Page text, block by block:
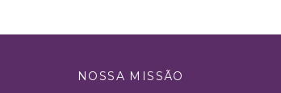
NOSSA MISSÃO